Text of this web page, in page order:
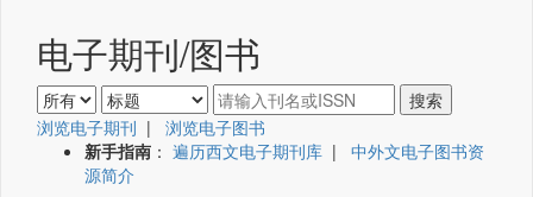
电子期刊/图书
浏览电子期刊 | 浏览电子图书
新手指南 ： 遍历西文电子期刊库 | 中外文电子图书资
源简介